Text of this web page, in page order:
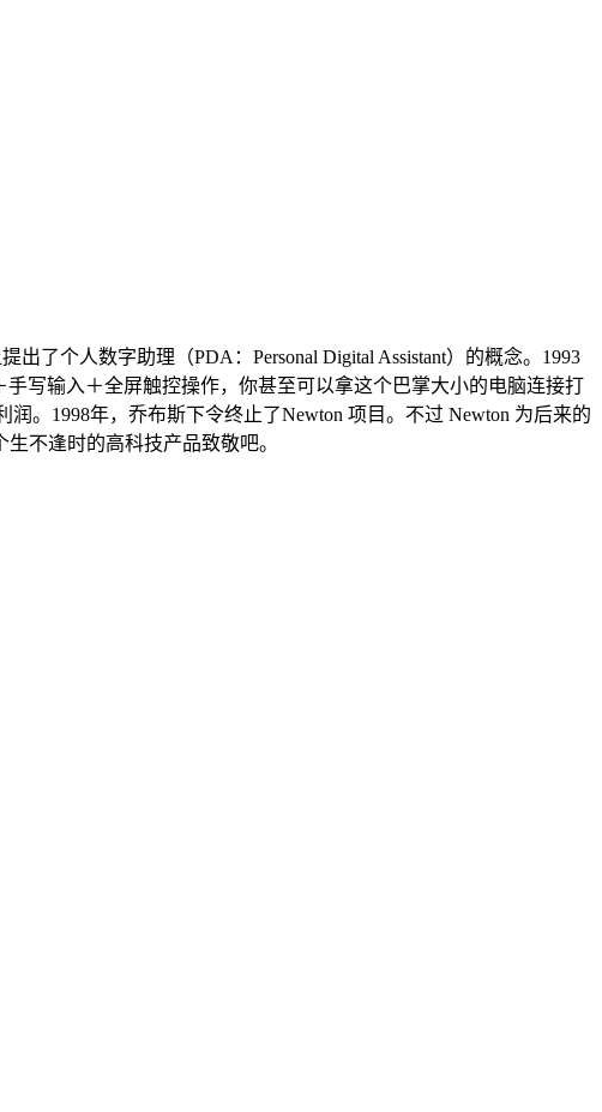
了个人数字助理（PDA：Personal Digital Assistant）的概念。1993
写输入＋全屏触控操作，你甚至可以拿这个巴掌大小的电脑连接打
。1998年，乔布斯下令终止了Newton 项目。不过 Newton 为后来的
生不逢时的高科技产品致敬吧。